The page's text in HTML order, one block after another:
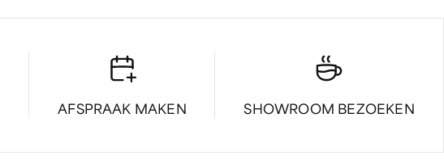
AFSPRAAK MAKEN SHOWROOM BEZOEKEN